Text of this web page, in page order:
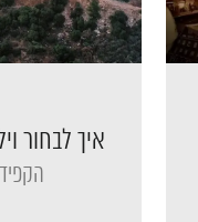
איך לבחור